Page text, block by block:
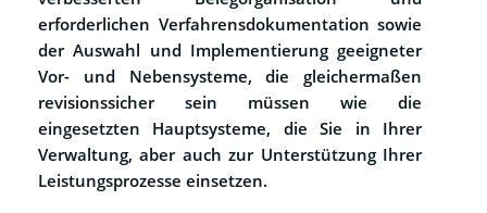
erforderlichen Verfahrensdokumentation sowie
der Auswahl und Implementierung geeigneter
Vor- und Nebensysteme, die gleichermaßen
revisionssicher sein müssen wie die
eingesetzten Hauptsysteme, die Sie in Ihrer
Verwaltung, aber auch zur Unterstützung Ihrer
Leistungsprozesse einsetzen.